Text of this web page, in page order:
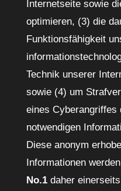
Internetseite sowie
optimieren, (3) die
Funktionsfähigkeit
Technik unserer
sowie (4) um
eines Cyberangriffes
notwendigen
Diese anonym
Informationen
No.1daher